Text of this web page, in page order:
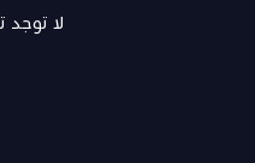
لا توجد